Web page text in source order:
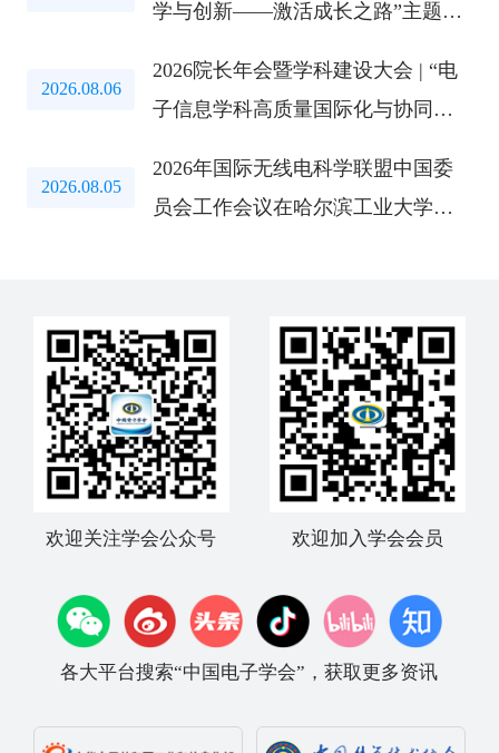
学与创新——激活成长之路”主题教
2026.08.06
2026院长年会暨学科建设大会 | “电
子信息学科高质量国际化与协同创
2026.08.05
2026年国际无线电科学联盟中国委
员会工作会议在哈尔滨工业大学召
欢迎关注学会公众号 欢迎加入学会会员
各大平台搜索“中国电子学会”，获取更多资讯